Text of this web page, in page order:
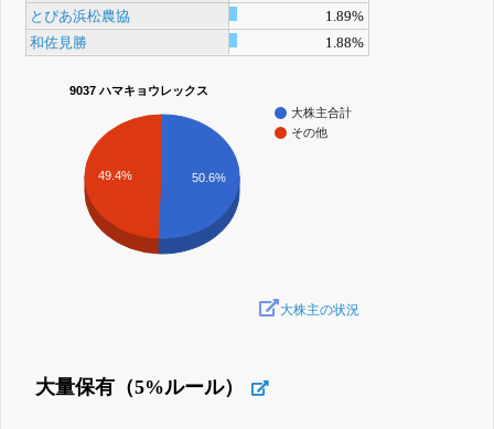
とぴあ浜松農協
1.89%
和佐見勝
1.88%
9037 ハマキョウレックス
大株主合計
その他
49.4% 50.6%
大株主の状況
大量保有（5%ルール）